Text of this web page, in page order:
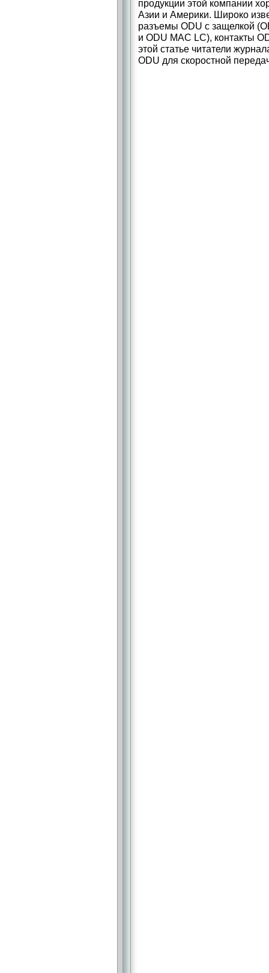
продукции этой компании
Азии и Америки. Широко
разъемы ODU с защелкой
и ODU MAC LC), контакты
этой статье читатели
ODU для скоростной